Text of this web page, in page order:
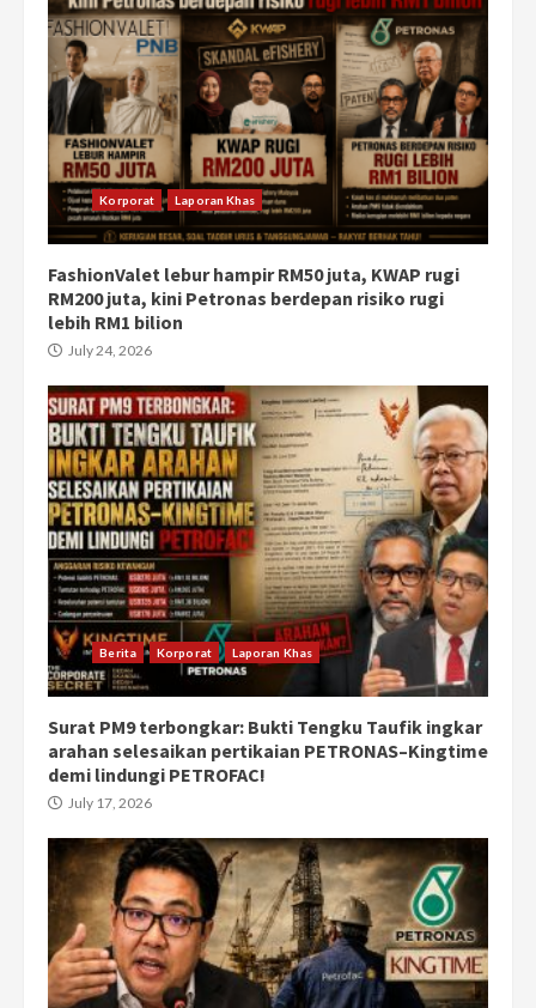
Korporat Laporan Khas
FashionValet lebur hampir RM50 juta, KWAP rugi
RM200 juta, kini Petronas berdepan risiko rugi
lebih RM1 bilion
July 24, 2026
Berita Korporat Laporan Khas
Surat PM9 terbongkar: Bukti Tengku Taufik ingkar
arahan selesaikan pertikaian PETRONAS–Kingtime
demi lindungi PETROFAC!
July 17, 2026